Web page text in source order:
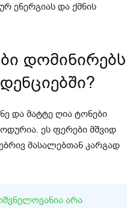
ენერგიას და ქმნის
დომინირებს
და მატტე ღია ტონები
ეს ფერები მშვიდ
მასალებთან კარგად
ᲐᲠᲐ